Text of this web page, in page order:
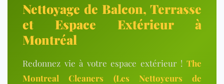
Nettoyage de Balcon, Terrasse
et Espace Extérieur à
Montréal
Redonnez vie à votre espace extérieur ! The
Montreal Cleaners (Les Nettoyeurs de